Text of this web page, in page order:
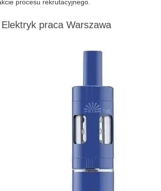
procesu rekrutacyjnego.
Elektryk praca Warszawa